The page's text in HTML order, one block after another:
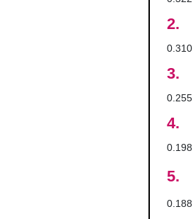
2.
0.310
3.
0.255
4.
0.198
5.
0.188